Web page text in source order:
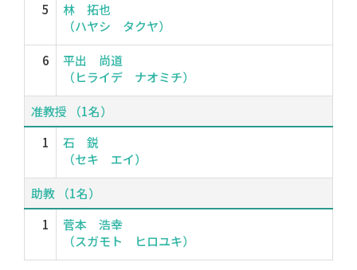
5
林 拓也
（ハヤシ タクヤ）
6
平出 尚道
（ヒライデ ナオミチ）
准教授 （1名）
1
石 鋭
（セキ エイ）
助教 （1名）
1
菅本 浩幸
（スガモト ヒロユキ）